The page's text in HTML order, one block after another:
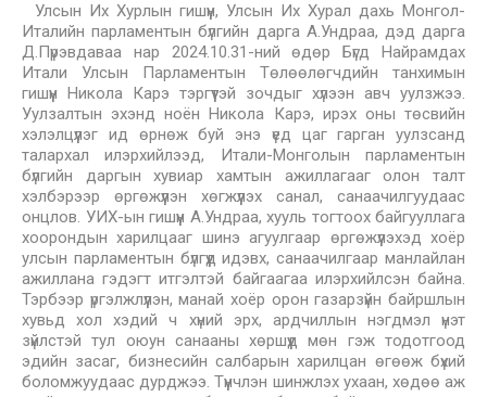
Улсын Их Хурлын гишүүн, Улсын Их Хурал дахь Монгол-
Италийн парламентын бүлгийн дарга А.Ундраа, дэд дарга
Д.Пүрэвдаваа нар 2024.10.31-ний өдөр Бүгд Найрамдах
Итали Улсын Парламентын Төлөөлөгчдийн танхимын
гишүүн Никола Карэ тэргүүтэй зочдыг хүлээн авч уулзжээ.
Уулзалтын эхэнд ноён Никола Карэ, ирэх оны төсвийн
хэлэлцүүлэг ид өрнөж буй энэ үед цаг гарган уулзсанд
талархал илэрхийлээд, Итали-Монголын парламентын
бүлгийн даргын хувиар хамтын ажиллагааг олон талт
хэлбэрээр өргөжүүлэн хөгжүүлэх санал, санаачилгуудаас
онцлов. УИХ-ын гишүүн А.Ундраа, хууль тогтоох байгууллага
хоорондын харилцааг шинэ агуулгаар өргөжүүлэхэд хоёр
улсын парламентын бүлгүүд идэвх, санаачилгаар манлайлан
ажиллана гэдэгт итгэлтэй байгаагаа илэрхийлсэн байна.
Тэрбээр үргэлжлүүлэн, манай хоёр орон газарзүйн байршлын
хувьд хол хэдий ч хүний эрх, ардчиллын нэгдмэл үнэт
зүйлстэй тул оюун санааны хөршүүд мөн гэж тодотгоод
эдийн засаг, бизнесийн салбарын харилцан өгөөж бүхий
боломжуудаас дурджээ. Түүнчлэн шинжлэх ухаан, хөдөө аж